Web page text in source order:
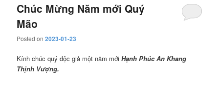
Chúc Mừng Năm mới Quý
Mão
Posted on2023-01-23
Kính chúc quý độc giả một năm mới Hạnh Phúc An Khang
Thịnh Vượng.